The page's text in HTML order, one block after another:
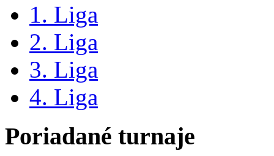
1. Liga
2. Liga
3. Liga
4. Liga
Poriadané turnaje